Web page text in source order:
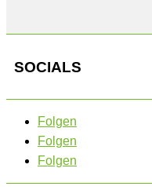
SOCIALS
Folgen
Folgen
Folgen